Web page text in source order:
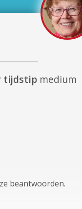
tijdstip medium
beantwoorden.